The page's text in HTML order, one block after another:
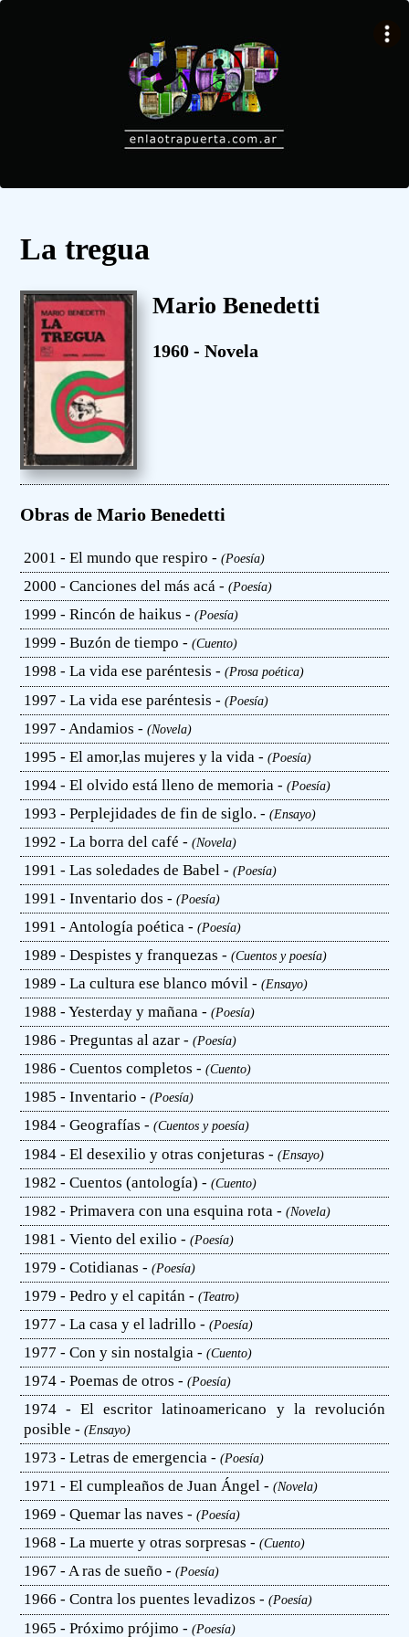
La tregua
Mario Benedetti
1960 - Novela
Obras de Mario Benedetti
2001 - El mundo que respiro -(Poesía)
2000 - Canciones del más acá -(Poesía)
1999 - Rincón de haikus -(Poesía)
1999 - Buzón de tiempo -(Cuento)
1998 - La vida ese paréntesis -(Prosa poética)
1997 - La vida ese paréntesis -(Poesía)
1997 - Andamios -(Novela)
1995 - El amor,las mujeres y la vida -(Poesía)
1994 - El olvido está lleno de memoria -(Poesía)
1993 - Perplejidades de fin de siglo. -(Ensayo)
1992 - La borra del café -(Novela)
1991 - Las soledades de Babel -(Poesía)
1991 - Inventario dos -(Poesía)
1991 - Antología poética -(Poesía)
1989 - Despistes y franquezas -(Cuentos y poesía)
1989 - La cultura ese blanco móvil -(Ensayo)
1988 - Yesterday y mañana -(Poesía)
1986 - Preguntas al azar -(Poesía)
1986 - Cuentos completos -(Cuento)
1985 - Inventario -(Poesía)
1984 - Geografías -(Cuentos y poesía)
1984 - El desexilio y otras conjeturas -(Ensayo)
1982 - Cuentos (antología) -(Cuento)
1982 - Primavera con una esquina rota -(Novela)
1981 - Viento del exilio -(Poesía)
1979 - Cotidianas -(Poesía)
1979 - Pedro y el capitán -(Teatro)
1977 - La casa y el ladrillo -(Poesía)
1977 - Con y sin nostalgia -(Cuento)
1974 - Poemas de otros -(Poesía)
1974 - El escritor latinoamericano y la revolución
posible -(Ensayo)
1973 - Letras de emergencia -(Poesía)
1971 - El cumpleaños de Juan Ángel -(Novela)
1969 - Quemar las naves -(Poesía)
1968 - La muerte y otras sorpresas -(Cuento)
1967 - A ras de sueño -(Poesía)
1966 - Contra los puentes levadizos -(Poesía)
1965 - Próximo prójimo -(Poesía)